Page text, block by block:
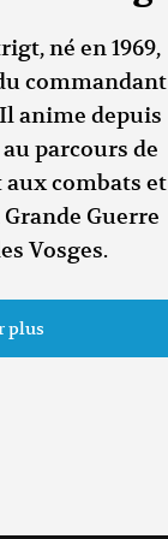
né en 1969,
commandant
anime depuis
parcours de
combats et
Guerre
Vosges.
plus